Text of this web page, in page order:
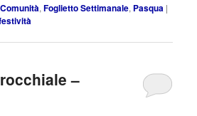
,Foglietto Settimanale, Pasqua |
–